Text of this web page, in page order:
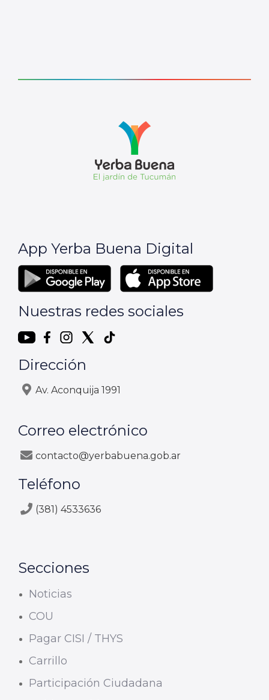
App Yerba Buena Digital
Nuestras redes sociales
Dirección
Av. Aconquija 1991
Correo electrónico
contacto@yerbabuena.gob.ar
Teléfono
(381) 4533636
Secciones
Noticias
COU
Pagar CISI / THYS
Carrillo
Participación Ciudadana